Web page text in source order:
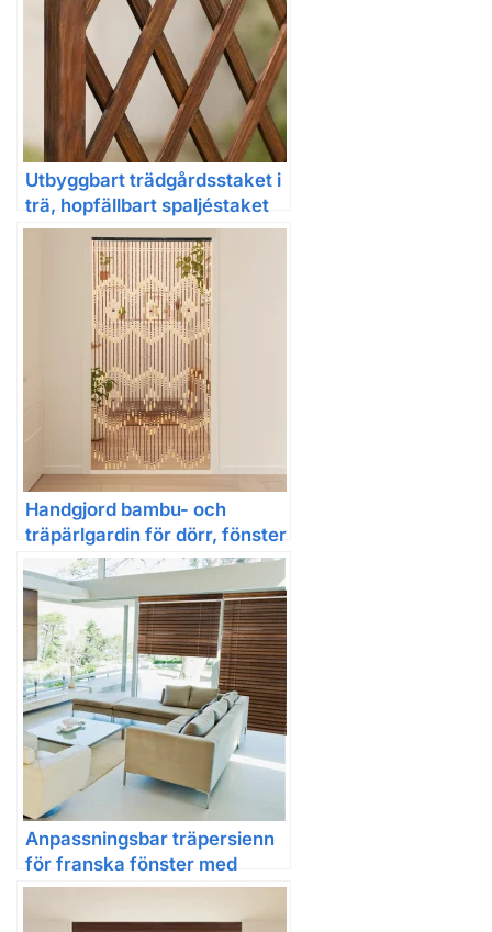
Utbyggbart trädgårdsstaket i
trä, hopfällbart spaljéstaket
för balkong
Handgjord bambu- och
träpärlgardin för dörr, fönster
och rumsavdelare
Anpassningsbar träpersienn
för franska fönster med
skena och slats